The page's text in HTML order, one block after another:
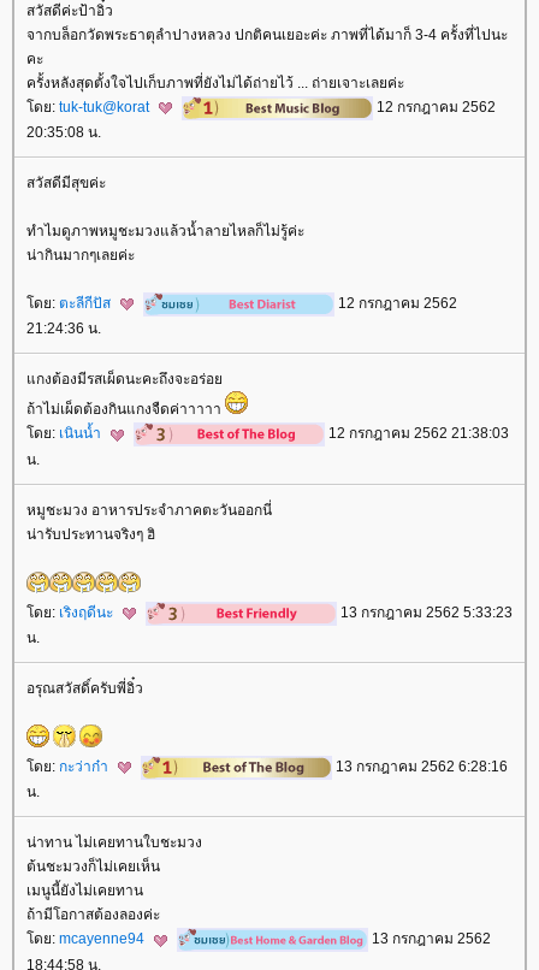
สวัสดีค่ะป้าอิ๋ว
จากบล็อกวัดพระธาตุลำปางหลวง ปกติคนเยอะค่ะ ภาพที่ได้มาก็ 3-4 ครั้งที่ไปนะ
คะ
ครั้งหลังสุดตั้งใจไปเก็บภาพที่ยังไม่ได้ถ่ายไว้ ... ถ่ายเจาะเลยค่ะ
ดย: tuk-tuk@korat
12 กรกฎาคม 2562
20:35:08 น.
สวัสดีมีสุขค่ะ
ทำไมดูภาพหมูชะมวงแล้วน้ำลายไหลก็ไม่รู้ค่ะ
น่ากินมากๆเลยค่ะ
ดย: ตะลีกีปัส
12 กรกฎาคม 2562
21:24:36 น.
กงต้องมีรสเผ็ดนะคะถึงจะอร่อ
ถ้าไม่เผ็ดต้องกินแกงจืดค่าาาาา
ดย: เนินน้ำ
12 กรกฎาคม 2562 21:38:03
น.
หมูชะมวง อาหารประจำภาคตะวันออกนี่
น่ารับประทานจริงๆ ฮิ
ดย: เริงฤดีนะ
13 กรกฎาคม 2562 5:33:23
น.
อรุณสวัสดิ์ครับพี่อิ๋ว
ดย: กะว่าก๋า
13 กรกฎาคม 2562 6:28:16
น.
น่าทาน ไม่เคยทานใบชะมวง
ต้นชะมวงก็ไม่เคยเห็น
เมนูนี้ยังไม่เคยทาน
ถ้ามีโอกาสต้องลองค่ะ
ดย: mcayenne94
13 กรกฎาคม 2562
18:44:58 น.